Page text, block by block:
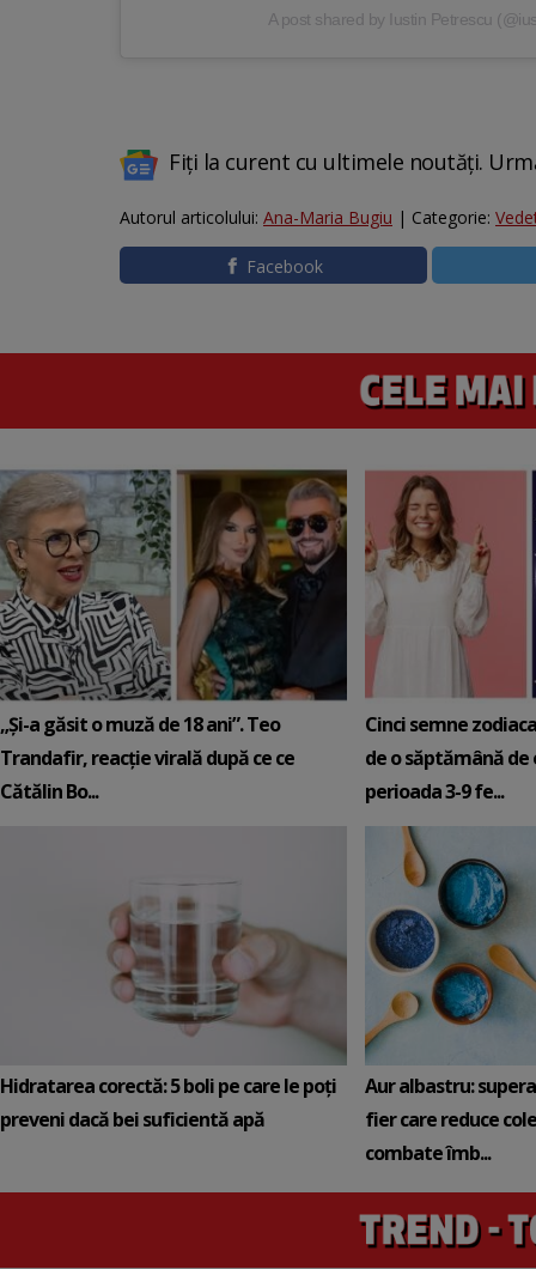
A post shared by Iustin Petrescu
Fiți la curent cu ultimele noutăți.
Autorul articolului: Ana-Maria Bugiu | Categorie:
Facebook
„Și-a găsit o muză de 18 ani”. Teo
Trandafir, reacție virală după ce ce
Cătălin Bo...
Cinci semne
de o săptămână de
perioada 3-9 fe...
Hidratarea corectă: 5 boli pe care le poți
preveni dacă bei suficientă apă
Aur albastru:
fier care reduce
combate îmb...